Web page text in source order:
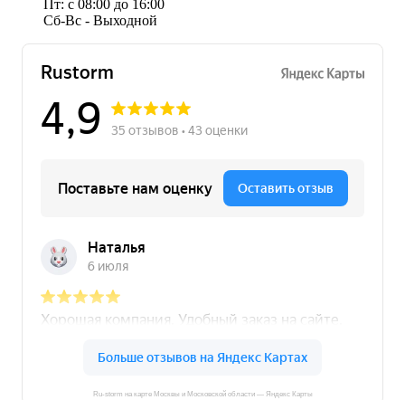
Пт: с 08:00 до 16:00
Сб-Вс - Выходной
Ru-storm на карте Москвы и Московской области — Яндекс Карты